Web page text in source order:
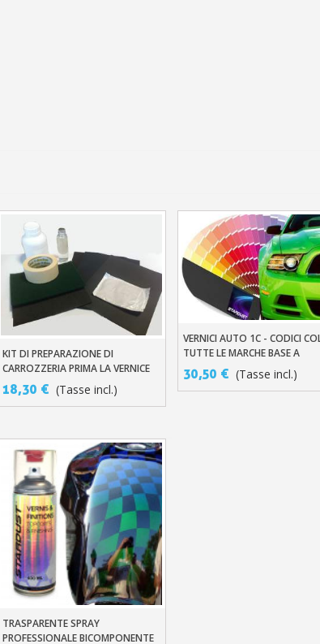
Aggiungi Al Carrello
KIT DI PREPARAZIONE DI
CARROZZERIA PRIMA LA VERNICE
18,30 € (Tasse incl.)
Aggiungi Al Carrello
VERNICI AUTO 1C - CODICI
TUTTE LE MARCHE BASE A
SOLVENTI
30,50 € (Tasse incl.)
Aggiungi Al Carrello
TRASPARENTE SPRAY
PROFESSIONALE BICOMPONENTE